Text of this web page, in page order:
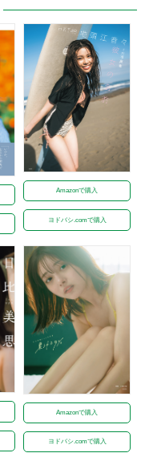
Amazonで購入
ヨドバシ.comで購入
Amazonで購入
ヨドバシ.comで購入